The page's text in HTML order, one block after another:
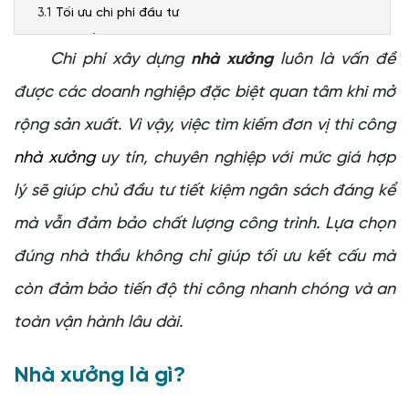
Tối ưu chi phí đầu tư
Thời gian thi công nhanh
Thân thiện với môi trường
Các hạng mục thi công nhà xưởng phổ biến
• Thiết kế nhà xưởng theo yêu cầu
• Thi công kết cấu khung
• Thi công hệ thống kỹ thuật
• Hoàn thiện công trình
Quy trình thi công nhà xưởng chuyên nghiệp
Lợi ích khi sử dụng dịch vụ thi công nhà xưởng trọn gói
Kinh nghiệm giúp doanh nghiệp tối ưu chi phí xây dựng
Lựa chọn thiết kế phù hợp nhu cầu sử dụng
Chi phí xây dựng nhà xưởngluôn là vấn đề
được các doanh nghiệp đặc biệt quan tâm khi mở
rộng sản xuất. Vì vậy, việc tìm kiếm đơn vị thi công
nhà xưởnguy tín, chuyên nghiệp với mức giá hợp
lý sẽ giúp chủ đầu tư tiết kiệm ngân sách đáng kể
mà vẫn đảm bảo chất lượng công trình. Lựa chọn
đúng nhà thầu không chỉ giúp tối ưu kết cấu mà
còn đảm bảo tiến độ thi công nhanh chóng và an
toàn vận hành lâu dài.
Nhà xưởng là gì?